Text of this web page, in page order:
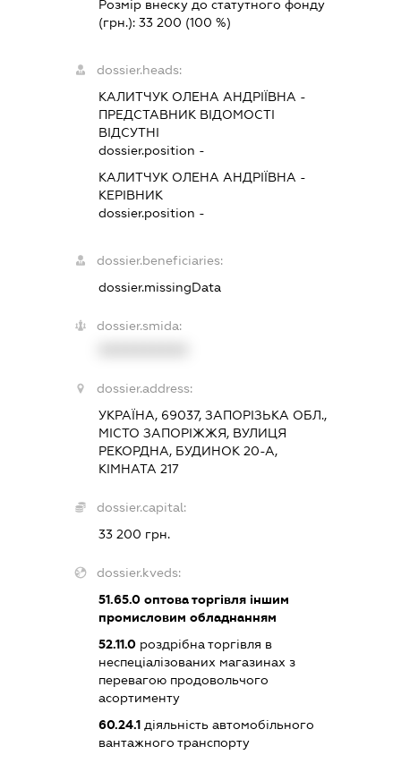
Розмір внеску до статутного фонду
(грн.): 33 200 (100 %)
dossier.heads:
КАЛИТЧУК ОЛЕНА АНДРІЇВНА -
ПРЕДСТАВНИК ВІДОМОСТІ
ВІДСУТНІ
dossier.position -
КАЛИТЧУК ОЛЕНА АНДРІЇВНА -
КЕРІВНИК
dossier.position -
dossier.beneficiaries:
dossier.missingData
dossier.smida:
dossier.address:
УКРАЇНА, 69037, ЗАПОРІЗЬКА ОБЛ.,
МІСТО ЗАПОРІЖЖЯ, ВУЛИЦЯ
РЕКОРДНА, БУДИНОК 20-А,
КІМНАТА 217
dossier.capital:
33 200 грн.
dossier.kveds:
51.65.0оптова торгівля іншим
промисловим обладнанням
52.11.0роздрібна торгівля в
неспеціалізованих магазинах з
перевагою продовольчого
асортименту
60.24.1діяльність автомобільного
вантажного транспорту